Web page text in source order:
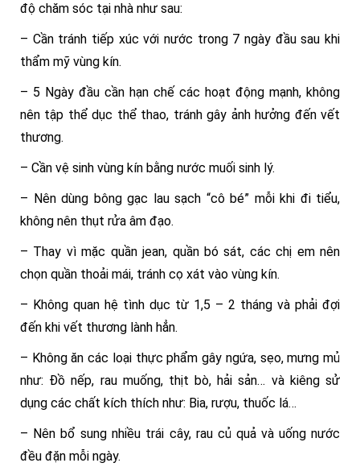
độ chăm sóc tại nhà như sau:
– Cần tránh tiếp xúc với nước trong 7 ngày đầu sau khi
thẩm mỹ vùng kín.
– 5 Ngày đầu cần hạn chế các hoạt động mạnh, không
nên tập thể dục thể thao, tránh gây ảnh hưởng đến vết
thương.
– Cần vệ sinh vùng kín bằng nước muối sinh lý.
– Nên dùng bông gạc lau sạch “cô bé” mỗi khi đi tiểu,
không nên thụt rửa âm đạo.
– Thay vì mặc quần jean, quần bó sát, các chị em nên
chọn quần thoải mái, tránh cọ xát vào vùng kín.
– Không quan hệ tình dục từ 1,5 – 2 tháng và phải đợi
đến khi vết thương lành hẳn.
– Không ăn các loại thực phẩm gây ngứa, sẹo, mưng mủ
như: Đồ nếp, rau muống, thịt bò, hải sản… và kiêng sử
dụng các chất kích thích như: Bia, rượu, thuốc lá…
– Nên bổ sung nhiều trái cây, rau củ quả và uống nước
đều đặn mỗi ngày.